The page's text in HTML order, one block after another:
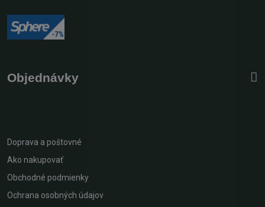
Objednávky
Doprava a poštovné
Ako nakupovať
Obchodné podmienky
Ochrana osobných údajov